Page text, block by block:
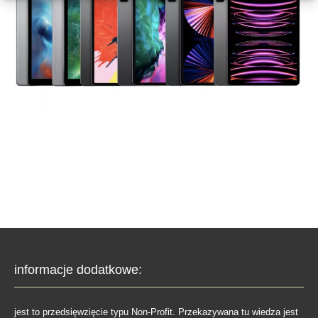
informacje dodatkowe:
jest to przedsięwzięcie typu Non-Profit. Przekazywana tu wiedza jest